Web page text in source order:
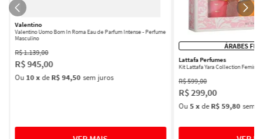
Valentino
Valentino Uomo Born In Roma Eau de Parfum Intense - Perfume
Masculino
R$1.139,00
R$945,00
Ou 10xdeR$ 94,50 sem juros
ÁRABES
Lattafa Perfumes
Kit Lattafa Yara Collection
R$599,00
R$299,00
Ou5xdeR$ 59,80 sem